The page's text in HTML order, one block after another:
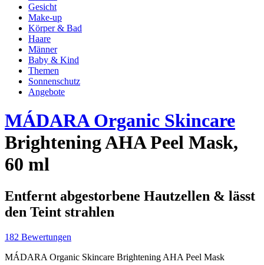
Gesicht
Make-up
Körper & Bad
Haare
Männer
Baby & Kind
Themen
Sonnenschutz
Angebote
MÁDARA Organic Skincare
Brightening AHA Peel Mask,
60 ml
Entfernt abgestorbene Hautzellen & lässt
den Teint strahlen
182 Bewertungen
MÁDARA Organic Skincare Brightening AHA Peel Mask